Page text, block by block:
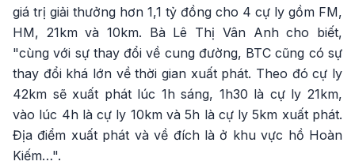
giá trị giải thưởng hơn 1,1 tỷ đồng cho 4 cự ly gồm FM,
HM, 21km và 10km. Bà Lê Thị Vân Anh cho biết,
"cùng với sự thay đổi về cung đường, BTC cũng có sự
thay đổi khá lớn về thời gian xuất phát. Theo đó cự ly
42km sẽ xuất phát lúc 1h sáng, 1h30 là cự ly 21km,
vào lúc 4h là cự ly 10km và 5h là cự ly 5km xuất phát.
Địa điểm xuất phát và về đích là ở khu vực hồ Hoàn
Kiếm…".